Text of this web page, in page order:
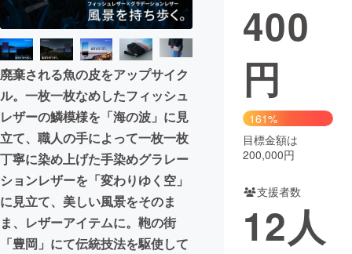
ビジネス・起業 チャレンジ
まちづくり・地域活性化
CAMPFIRE for Social Good
CAMPFIRE Creation
CAMPFIREふるさと納税machi-ya コミュニティ
廃棄される魚の皮をアップサイク
ル。一枚一枚なめしたフィッシュ
レザーの鱗模様を「海の波」に見
立て、職人の手によって一枚一枚
丁寧に染め上げた手染めグラレー
ションレザーを「変わりゆく空」
に見立て、美しい風景をそのま
ま、レザーアイテムに。鞄の街
「豊岡」にて伝統技法を駆使して
400
円
161%
目標金額は
200,000円
支援者数
12人